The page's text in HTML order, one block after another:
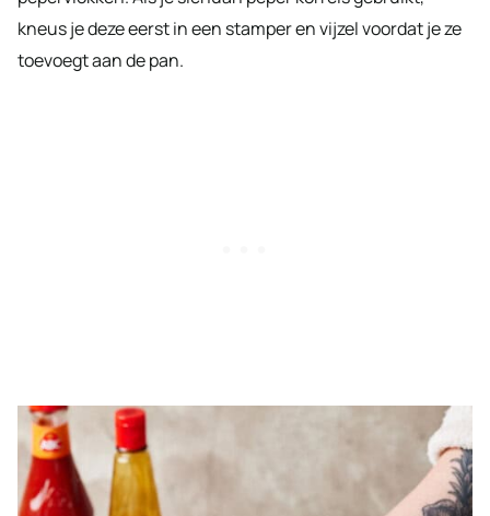
kneus je deze eerst in een stamper en vijzel voordat je ze
toevoegt aan de pan.